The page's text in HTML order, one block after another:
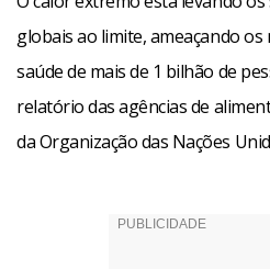
globais ao limite, ameaçando os
saúde de mais de 1 bilhão de
relatório das agências de
da Organização das Nações